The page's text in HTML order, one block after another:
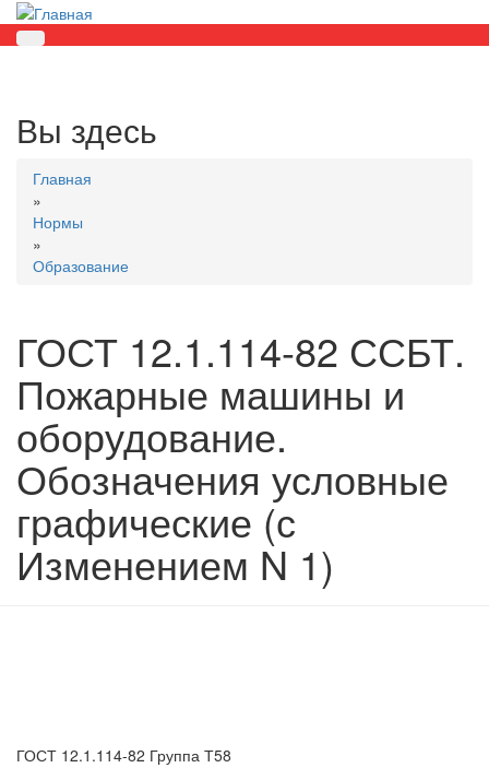
Вы здесь
Главная
»
Нормы
»
Образование
ГОСТ 12.1.114-82 ССБТ.
Пожарные машины и
оборудование.
Обозначения условные
графические (с
Изменением N 1)
ГОСТ 12.1.114-82 Группа Т58